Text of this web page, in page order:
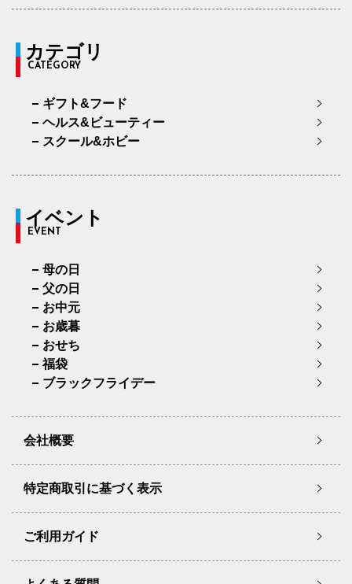
カテゴリ
CATEGORY
ギフト&フード
ヘルス&ビューティー
スクール&ホビー
イベント
EVENT
母の日
父の日
お中元
お歳暮
おせち
福袋
ブラックフライデー
会社概要
特定商取引に基づく表示
ご利用ガイド